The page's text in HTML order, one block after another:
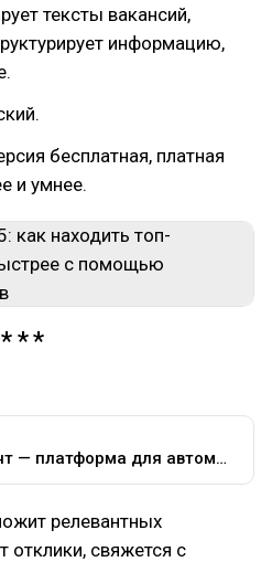
тексты вакансий,
информацию,
бесплатная, платная
и умнее.
Поток Рекрутмент — платформа для автоматизации подбора персонала | HR система рекрутмента и поиска сотрудников Поток
релевантных
отклики, свяжется с